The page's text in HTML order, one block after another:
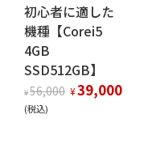
初心者に適した
機種【Corei5
4GB
SSD512GB】
¥56,000 ¥39,000
(税込)